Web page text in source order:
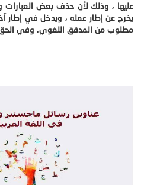
عليها ، وذلك لأن حذف بعض العبارات
يخرج عن إطار عمله ، ويدخل في إطار
مطلوب من المدقق اللغوي. وفي